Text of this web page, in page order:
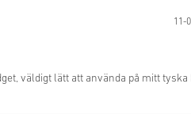
11-
väldigt lätt att använda på mitt tyska